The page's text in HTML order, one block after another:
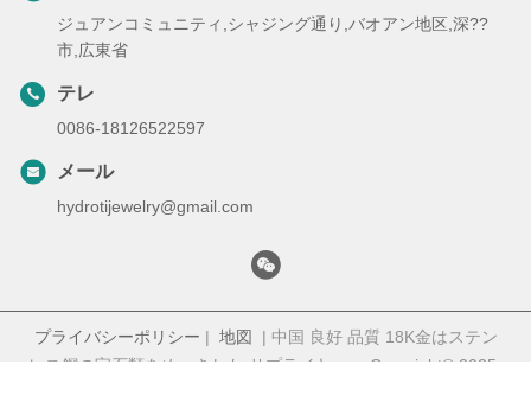
ジュアンコミュニティ,シャジング通り,バオアン地区,深??
市,広東省
テレ
0086-18126522597
メール
hydrotijewelry@gmail.com
プライバシーポリシー | 地図 | 中国 良好 品質 18K金はステン
レス鋼の宝石類をめっきした サプライヤー。 Copyright© 2025-